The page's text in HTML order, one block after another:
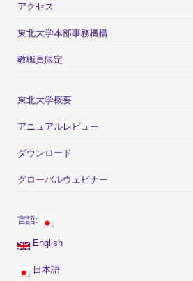
アクセス
東北大学本部事務機構
教職員限定
東北大学概要
アニュアルレビュー
ダウンロード
グローバルウェビナー
言語:
English
日本語